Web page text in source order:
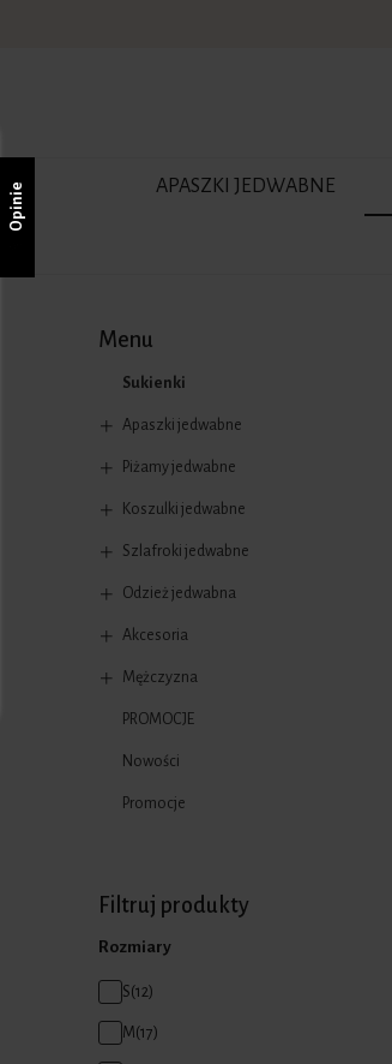
APASZKI JEDWABNE
Menu
Sukienki
Apaszki jedwabne
Piżamy jedwabne
Koszulki jedwabne
Szlafroki jedwabne
Odzież jedwabna
Akcesoria
Mężczyzna
PROMOCJE
Nowości
Promocje
Filtruj produkty
Rozmiary
S(12)
M(17)
Opinie